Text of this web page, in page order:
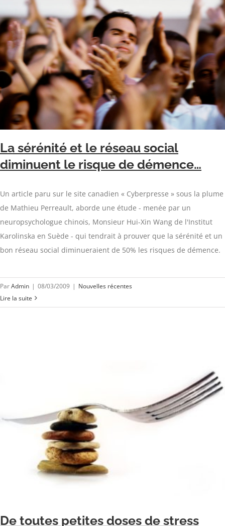
La sérénité et le réseau social
diminuent le risque de démence…
Un article paru sur le site canadien « Cyberpresse » sous la plume
de Mathieu Perreault, aborde une étude - menée par un
neuropsychologue chinois, Monsieur Hui-Xin Wang de l'Institut
Karolinska en Suède - qui tendrait à prouver que la sérénité et un
bon réseau social diminueraient de 50% les risques de démence.
ParAdmin | 08/03/2009 | Nouvelles récentes
Lire la suite
De toutes petites doses de stress